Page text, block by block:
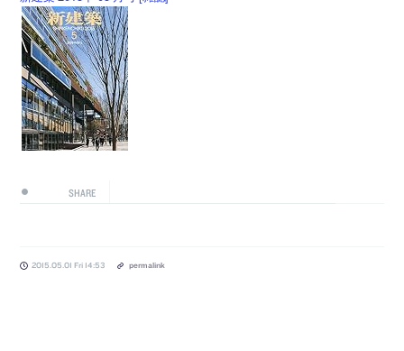
SHARE
2015.05.01 Fri 14:53 permalink